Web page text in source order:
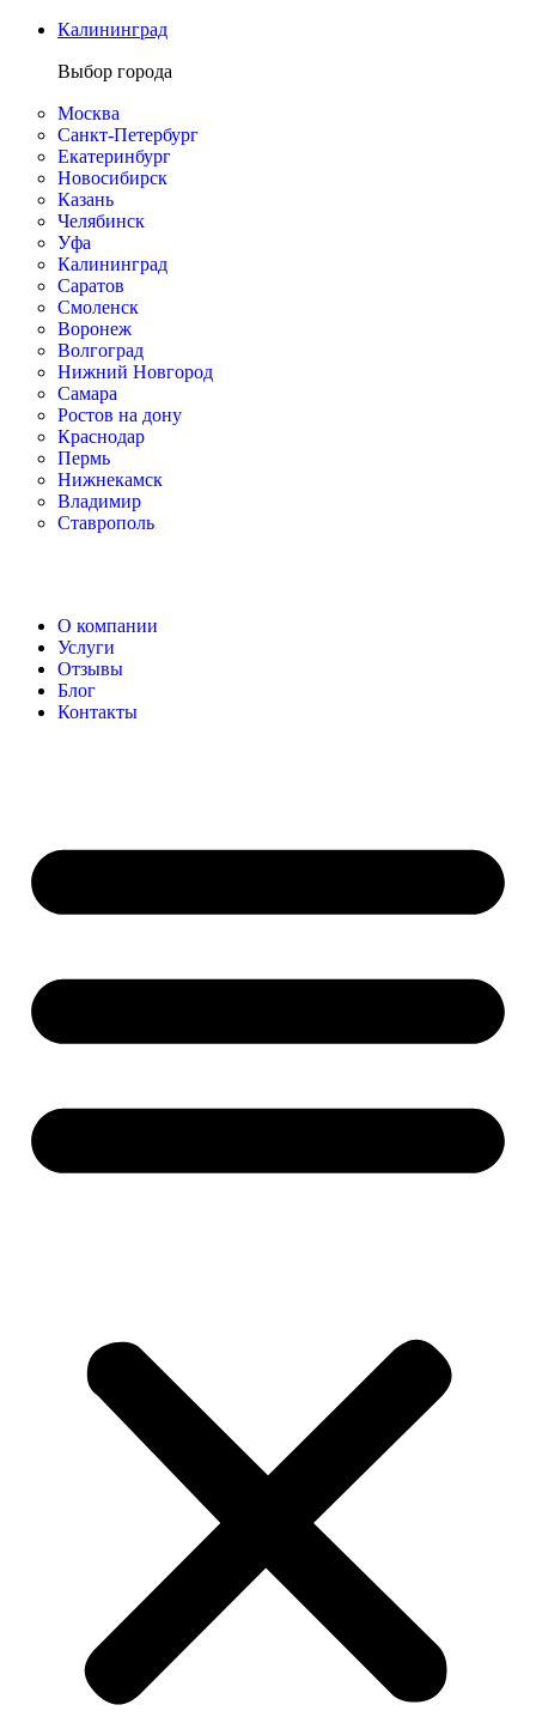
Калининград
Выбор города
Москва
Санкт-Петербург
Екатеринбург
Новосибирск
Казань
Челябинск
Уфа
Калининград
Саратов
Смоленск
Воронеж
Волгоград
Нижний Новгород
Самара
Ростов на дону
Краснодар
Пермь
Нижнекамск
Владимир
Ставрополь
О компании
Услуги
Отзывы
Блог
Контакты